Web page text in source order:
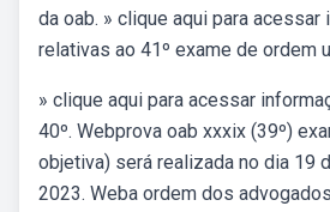
da oab. » clique aqui para acessar
relativas ao 41º exame de ordem
» clique aqui para acessar
40º. Webprova oab xxxix (39º)
objetiva) será realizada no dia 19
2023. Weba ordem dos